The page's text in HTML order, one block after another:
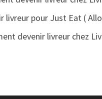
livreur pour Just Eat (
devenir livreur chez